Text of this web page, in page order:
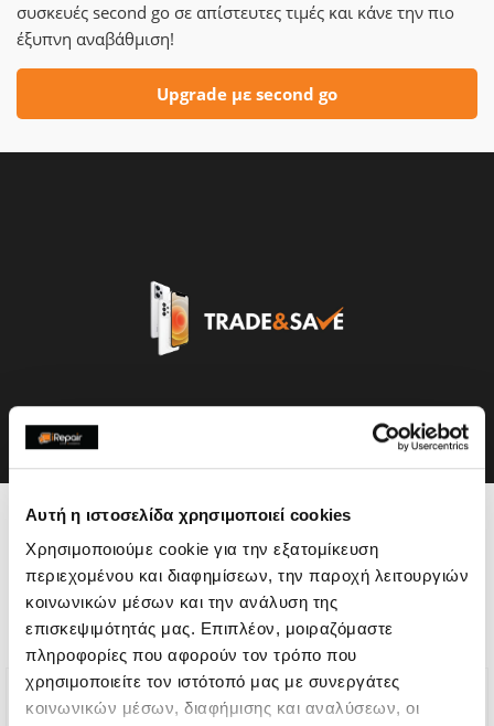
Αυτή η ιστοσελίδα χρησιμοποιεί cookies
Χρησιμοποιούμε cookie για την εξατομίκευση
περιεχομένου και διαφημίσεων, την παροχή λειτουργιών
κοινωνικών μέσων και την ανάλυση της
επισκεψιμότητάς μας. Επιπλέον, μοιραζόμαστε
πληροφορίες που αφορούν τον τρόπο που
χρησιμοποιείτε τον ιστότοπό μας με συνεργάτες
κοινωνικών μέσων, διαφήμισης και αναλύσεων, οι
συσκευές second go σε απίστευτες τιμές και κάνε την πιο
έξυπνη αναβάθμιση!
Upgrade με second go
Η συσκευή σου μπορεί να
χρειάζεται και κάποια από
τις παρακάτω επισκευές: